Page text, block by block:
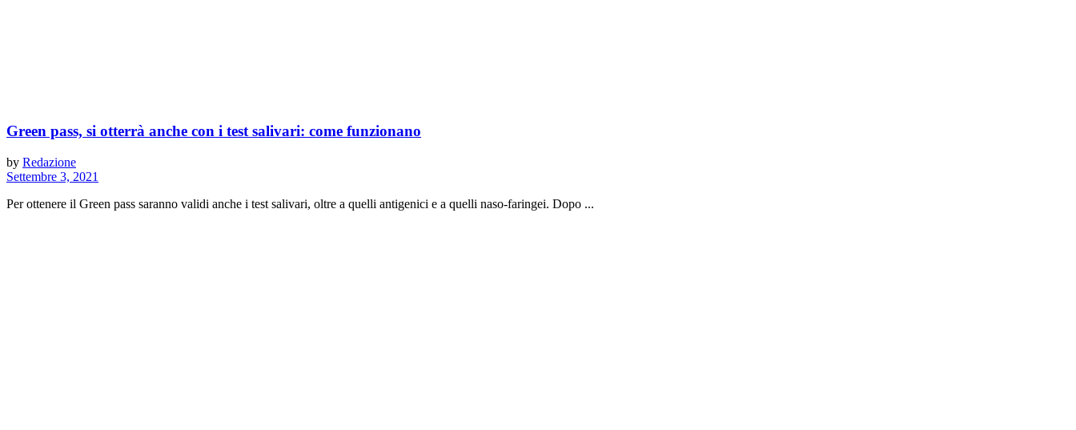
Green pass, si otterrà anche con i test salivari: come funzionano
by Redazione
Settembre 3, 2021
Per ottenere il Green pass saranno validi anche i test salivari, oltre a quelli antigenici e a quelli naso-faringei. Dopo ...